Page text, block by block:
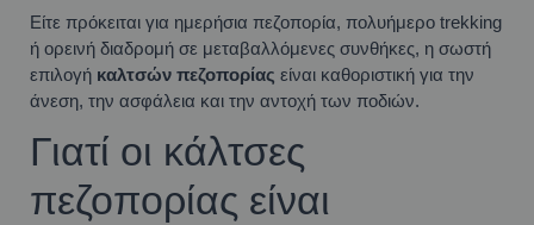
Είτε πρόκειται για ημερήσια πεζοπορία, πολυήμερο trekking
ή ορεινή διαδρομή σε μεταβαλλόμενες συνθήκες, η σωστή
επιλογή καλτσών πεζοπορίας είναι καθοριστική για την
άνεση, την ασφάλεια και την αντοχή των ποδιών.
Γιατί οι κάλτσες
πεζοπορίας είναι